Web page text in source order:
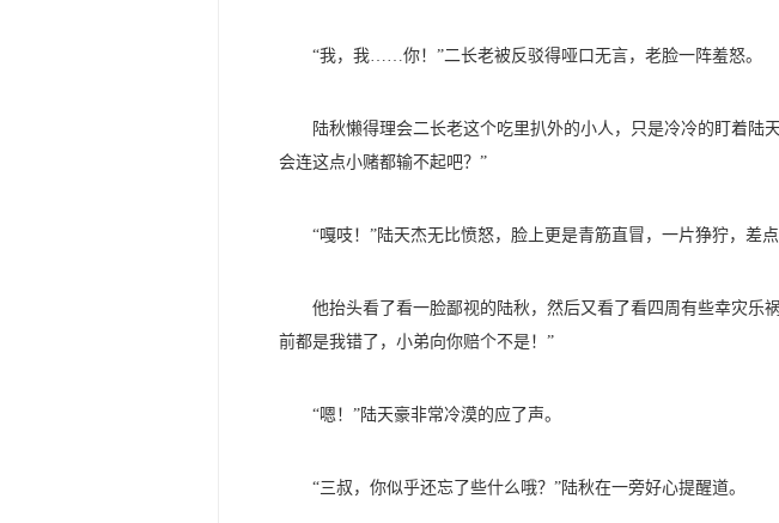
“我，我……你！”二长老被反驳得哑口无言，老脸一阵羞怒。
陆秋懒得理会二长老这个吃里扒外的小人，只是冷冷的盯着陆
会连这点小赌都输不起吧？”
“嘎吱！”陆天杰无比愤怒，脸上更是青筋直冒，一片狰狞，差
他抬头看了看一脸鄙视的陆秋，然后又看了看四周有些幸灾乐
前都是我错了，小弟向你赔个不是！”
“嗯！”陆天豪非常冷漠的应了声。
“三叔，你似乎还忘了些什么哦？”陆秋在一旁好心提醒道。